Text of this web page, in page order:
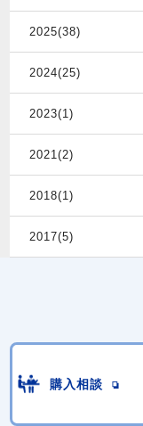
2025(38)
2024(25)
2023(1)
2021(2)
2018(1)
2017(5)
購入相談